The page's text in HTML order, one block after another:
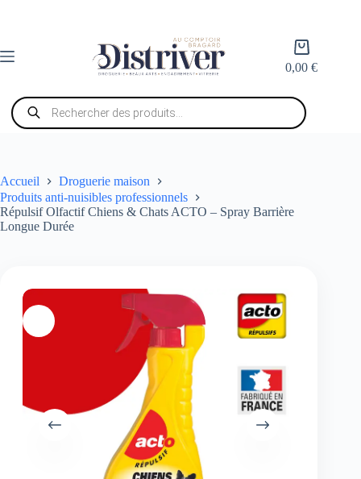
Panier
d’achat
0,00€
Recherche
de
produits
Accueil
Droguerie maison
Produits anti-nuisibles professionnels
Répulsif Olfactif Chiens & Chats ACTO – Spray Barrière
Longue Durée